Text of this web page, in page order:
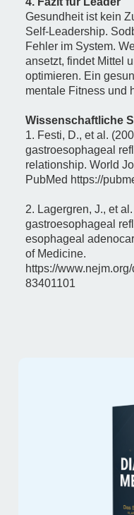
Gesundheit ist kein
Self-Leadership.
Fehler im System.
ansetzt, findet Mittel
optimieren. Ein
mentale Fitness und
Wissenschaftliche
1. Festi, D., et al.
gastroesophageal
relationship. World
PubMed https://
2. Lagergren, J., et
gastroesophageal
esophageal
of Medicine.
https://
83401101